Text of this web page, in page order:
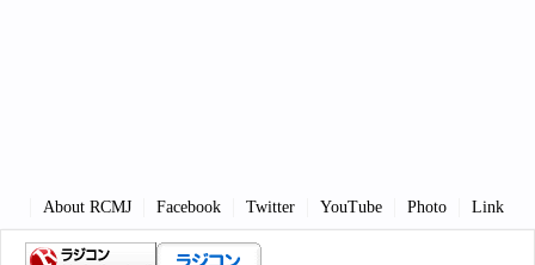
About RCMJ Facebook Twitter YouTube Photo Link